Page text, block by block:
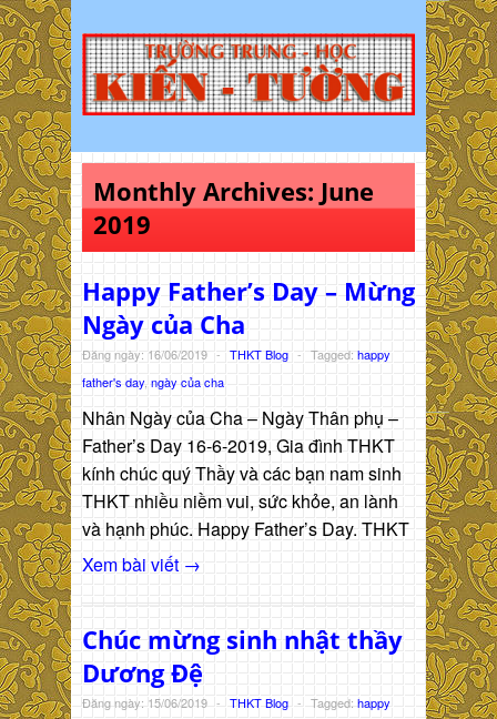
Monthly Archives: June
2019
Happy Father’s Day – Mừng
Ngày của Cha
Đăng ngày: 16/06/2019 - THKT Blog - Tagged: happy
father's day ngày của cha
Nhân Ngày của Cha – Ngày Thân phụ –
Father’s Day 16-6-2019, Gia đình THKT
kính chúc quý Thầy và các bạn nam sinh
THKT nhiều niềm vui, sức khỏe, an lành
và hạnh phúc. Happy Father’s Day. THKT
Xem bài viết →
Chúc mừng sinh nhật thầy
Dương Đệ
Đăng ngày: 15/06/2019 - THKT Blog - Tagged: happy